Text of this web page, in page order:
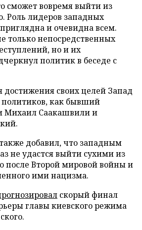
сможет вовремя выйти из
Роль лидеров западных
и очевидна всем.
только непосредственных
но и их
политик в беседе с
достижения своих целей Запад
политиков, как бывший
Михаил Саакашвили и
добавил, что западным
не удастся выйти сухими из
после Второй мировой войны и
ими нацизма.
скорый финал
главы киевского режима